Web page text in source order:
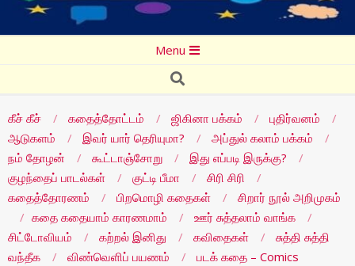
Menu
Search
கீச் கீச் கதைத்தோட்டம் ஜிகினா பக்கம்
புதிர்வனம்
ஆடுகளம்
இவர் யார் தெரியுமா?
அப்துல் கலாம் பக்கம்
நம் தோழன்
கூட்டாஞ்சோறு
இது எப்படி இருக்கு?
குழந்தைப் பாடல்கள்
குட்டி பீமா
சிரி சிரி
கதைத்தோரணம்
பிறமொழி கதைகள்
சிறார் நூல் அறிமுகம்
கதை கதையாம் காரணமாம்
ஊர் சுத்தலாம் வாங்க
சிட்டோவியம்
கற்றல் இனிது கவிதைகள்
சுத்தி சுத்தி
வந்தீக
விண்வெளிப் பயணம் படக் கதை – Comics